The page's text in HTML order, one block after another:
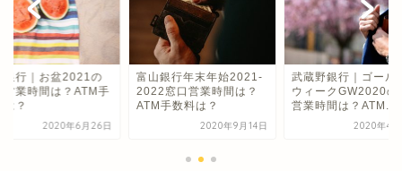
銀行｜お盆2021の
営業時間は？ATM手
は？
2020年6月26日
富山銀行年末年始2021-
2022窓口営業時間は？
ATM手数料は？
2020年9月14日
武蔵野銀行｜ゴール
ウィークGW2020の
営業時間は？ATM...
2020年4